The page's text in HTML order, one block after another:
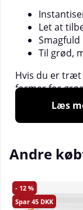
Let at
Smagfuld
Til grød,
Hvis du er træt
former for
alternativ.
den
ønskede
bagværk og
Cream of Rice
populært
Læs
Andre
12
45